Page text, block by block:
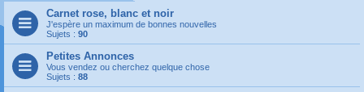
Carnet rose, blanc et noir
J'espère un maximum de bonnes nouvelles
Sujets : 90
Petites Annonces
Vous vendez ou cherchez quelque chose
Sujets : 88